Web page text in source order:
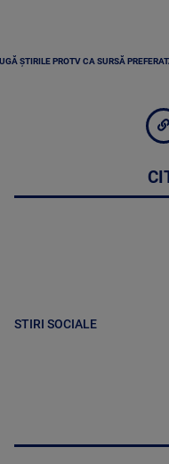
ȘTIRILE PROTV CA SURSĂ
STIRI SOCIALE